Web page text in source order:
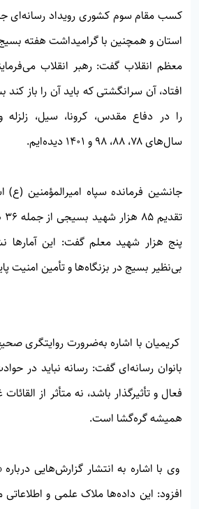
کسب مقام سوم کشوری رویداد رسانه‌ای
استان و همچنین با گرامیداشت هفته بسیج
معظم انقلاب گفت: رهبر انقلاب
افتاد، آن سرانگشتی که باید آن را باز
را در دفاع مقدس، کرونا، سیل، زلزله
سال‌های ۷۸، ۸۸، ۹۸ و ۱۴۰۱ دیده‌ایم.
جانشین فرمانده سپاه امیرالمؤمنین (ع)
پنج هزار شهید معلم گفت: این آمارها
بی‌نظیر بسیج در بزنگاه‌ها و تأمین امنیت
کریمیان با اشاره به‌ضرورت روایتگری
بانوان رسانه‌ای گفت: رسانه نباید در
فعال و تأثیرگذار باشد، نه متأثر از
همیشه گره‌گشا است.
وی با اشاره به انتشار گزارش‌هایی
افزود: این داده‌ها ملاک علمی و